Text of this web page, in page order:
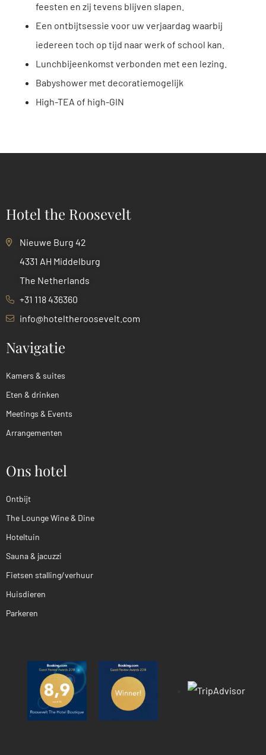
feesten en zij tevens blijven slapen.
Een ontbijtsessie voor uw verjaardag waarbij
iedereen toch op tijd naar werk of school kan.
Lunchbijeenkomst verbonden met een lezing.
Babyshower met decoratiemogelijk
High-TEA of high-GIN
Hotel the Roosevelt
Nieuwe Burg 42
4331 AH Middelburg
The Netherlands
+31 118 436360
info@hoteltheroosevelt.com
Navigatie
Kamers & suites
Eten & drinken
Meetings & Events
Arrangementen
Ons hotel
Ontbijt
The Lounge Wine & Dine
Hoteltuin
Sauna & jacuzzi
Fietsen stalling/verhuur
Huisdieren
Parkeren